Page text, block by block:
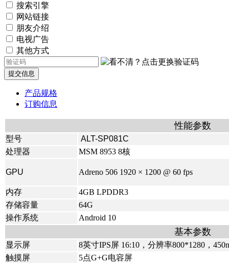
搜索引擎
网站链接
朋友介绍
电视广告
其他方式
提交信息
产品规格
订购信息
性能参数
型号
ALT-SP081C
处理器
MSM 8953 8核
GPU Adreno 506 1920 × 1200 @ 60 fps
内存
4GB LPDDR3
存储容量
64G
操作系统
Android 10
基本参数
显示屏
8英寸IPS屏 16:10，分辨率800*1280，
触摸屏
5点G+G电容屏